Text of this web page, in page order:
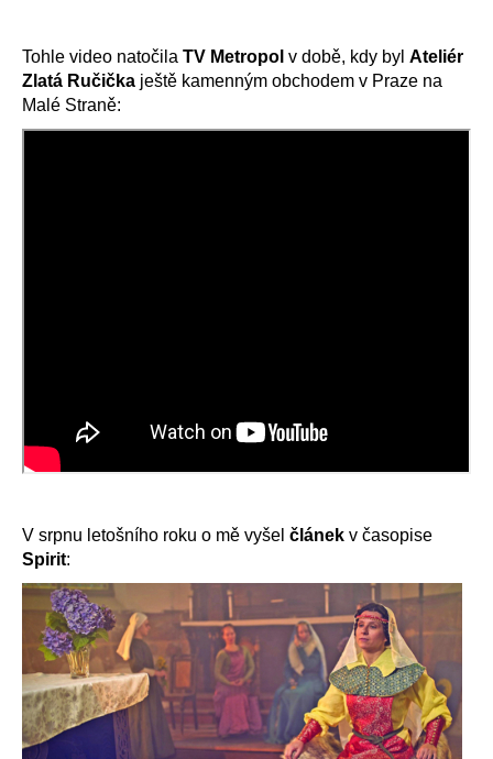
Tohle video natočila TV Metropol v době, kdy byl Ateliér
Zlatá Ručička ještě kamenným obchodem v Praze na
Malé Straně:
V srpnu letošního roku o mě vyšel článek v časopise
Spirit: